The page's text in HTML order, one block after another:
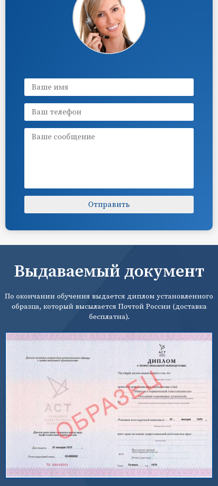
Выдаваемый документ
По окончании обучения выдается диплом установленного
образца, который высылается Почтой России (доставка
бесплатна).